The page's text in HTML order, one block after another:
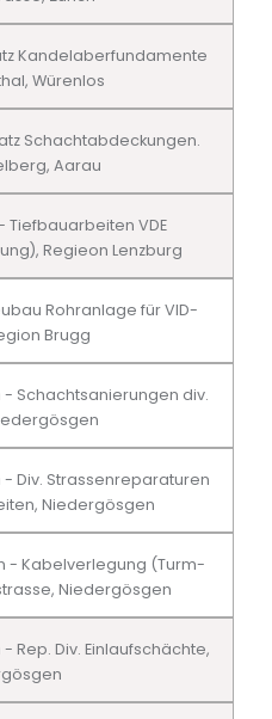
Kandelaberfundamente
Würenlos
Schachtabdeckungen.
Aarau
Tiefbauarbeiten VDE
Regieon Lenzburg
Rohranlage für VID-
Brugg
Schachtsanierungen div.
Div. Strassenreparaturen
Niedergösgen
- Kabelverlegung (Turm-
Niedergösgen
Div. Einlaufschächte,